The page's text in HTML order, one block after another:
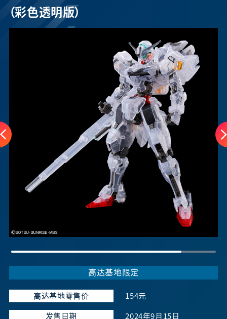
（彩色透明版）
高达基地限定
高达基地零售价 154元
发售日期 2024年9月15日